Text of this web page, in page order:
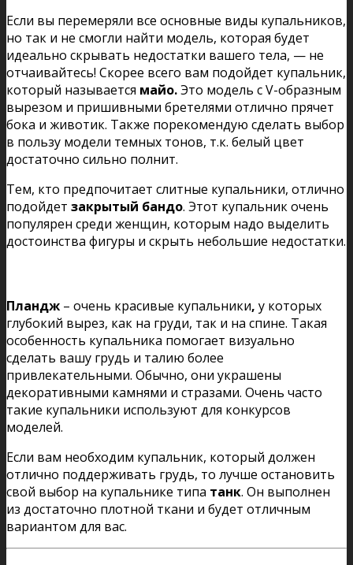
Если вы перемеряли все основные виды купальников,
но так и не смогли найти модель, которая будет
идеально скрывать недостатки вашего тела, — не
отчаивайтесь! Скорее всего вам подойдет купальник,
который называется майо.Это модель с V-образным
вырезом и пришивными бретелями отлично прячет
бока и животик. Также порекомендую сделать выбор
в пользу модели темных тонов, т.к. белый цвет
достаточно сильно полнит.
Тем, кто предпочитает слитные купальники, отлично
подойдет закрытый бандо. Этот купальник очень
популярен среди женщин, которым надо выделить
достоинства фигуры и скрыть небольшие недостатки.
Пландж – очень красивые купальники, у которых
глубокий вырез, как на груди, так и на спине. Такая
особенность купальника помогает визуально
сделать вашу грудь и талию более
привлекательными. Обычно, они украшены
декоративными камнями и стразами. Очень часто
такие купальники используют для конкурсов
моделей.
Если вам необходим купальник, который должен
отлично поддерживать грудь, то лучше остановить
свой выбор на купальнике типа танк. Он выполнен
из достаточно плотной ткани и будет отличным
вариантом для вас.